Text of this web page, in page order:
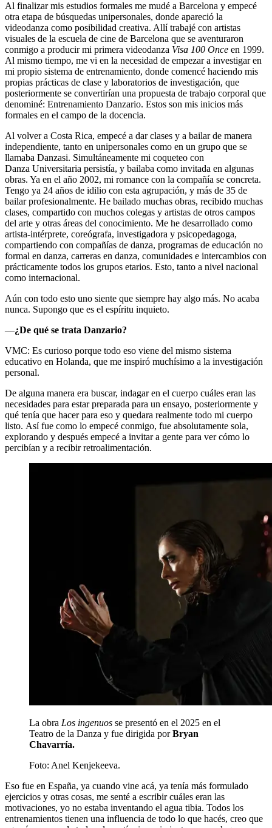
Al finalizar mis estudios formales me mudé a Barcelona y empecé
otra etapa de búsquedas unipersonales, donde apareció la
videodanza como posibilidad creativa. Allí trabajé con artistas
visuales de la escuela de cine de Barcelona que se aventuraron
conmigo a producir mi primera videodanza Visa 100 Once en 1999.
Al mismo tiempo, me vi en la necesidad de empezar a investigar en
mi propio sistema de entrenamiento, donde comencé haciendo mis
propias prácticas de clase y laboratorios de investigación, que
posteriormente se convertirían una propuesta de trabajo corporal que
denominé: Entrenamiento Danzario. Estos son mis inicios más
formales en el campo de la docencia.
Al volver a Costa Rica, empecé a dar clases y a bailar de manera
independiente, tanto en unipersonales como en un grupo que se
llamaba Danzasi. Simultáneamente mi coqueteo con
Danza Universitaria persistía, y bailaba como invitada en algunas
obras. Ya en el año 2002, mi romance con la compañía se concreta.
Tengo ya 24 años de idilio con esta agrupación, y más de 35 de
bailar profesionalmente. He bailado muchas obras, recibido muchas
clases, compartido con muchos colegas y artistas de otros campos
del arte y otras áreas del conocimiento. Me he desarrollado como
artista-intérprete, coreógrafa, investigadora y psicopedagoga,
compartiendo con compañías de danza, programas de educación no
formal en danza, carreras en danza, comunidades e intercambios con
prácticamente todos los grupos etarios. Esto, tanto a nivel nacional
como internacional.
Aún con todo esto uno siente que siempre hay algo más. No acaba
nunca. Supongo que es el espíritu inquieto.
—¿De qué se trata Danzario?
VMC: Es curioso porque todo eso viene del mismo sistema
educativo en Holanda, que me inspiró muchísimo a la investigación
personal.
De alguna manera era buscar, indagar en el cuerpo cuáles eran las
necesidades para estar preparada para un ensayo, posteriormente y
qué tenía que hacer para eso y quedara realmente todo mi cuerpo
listo. Así fue como lo empecé conmigo, fue absolutamente sola,
explorando y después empecé a invitar a gente para ver cómo lo
percibían y a recibir retroalimentación.
La obra Los ingenuos se presentó en el 2025 en el
Teatro de la Danza y fue dirigida porBryan
Chavarría.
Foto: Anel Kenjekeeva.
Eso fue en España, ya cuando vine acá, ya tenía más formulado
ejercicios y otras cosas, me senté a escribir cuáles eran las
motivaciones, yo no estaba inventando el agua tibia. Todos los
entrenamientos tienen una influencia de todo lo que hacés, creo que